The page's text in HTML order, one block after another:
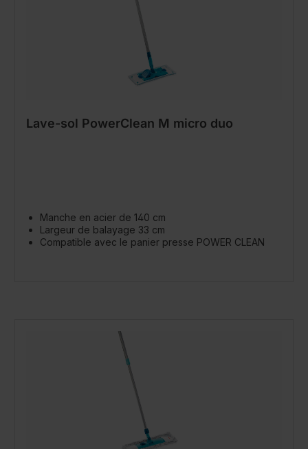
Lave-sol PowerClean M micro duo
Manche en acier de 140 cm
Largeur de balayage 33 cm
Compatible avec le panier presse POWER CLEAN